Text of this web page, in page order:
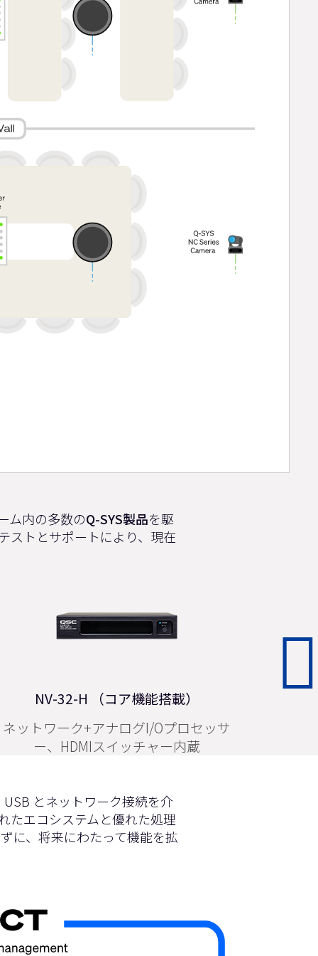
ム内の多数のQ-SYS製品を駆
ストとサポートにより、現在
I/O USBブリッジ
to-USB ブリッジングインターフェイ
ス
とネットワーク接続を介
たエコシステムと優れた処理
に、将来にわたって機能を拡